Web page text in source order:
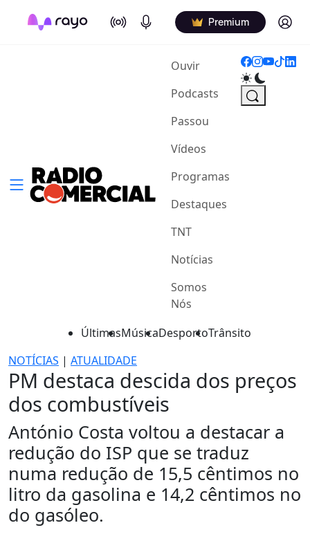
On Air Podcasts Premium Log in
Ouvir(current)
Podcasts
Passou
Vídeos
Programas
Destaques
TNT
Notícias
Somos
Nós
ÚltimasMúsicaDesportoTrânsito
NOTÍCIAS | ATUALIDADE
PM destaca descida dos preços
dos combustíveis
António Costa voltou a destacar a
redução do ISP que se traduz
numa redução de 15,5 cêntimos no
litro da gasolina e 14,2 cêntimos no
do gasóleo.